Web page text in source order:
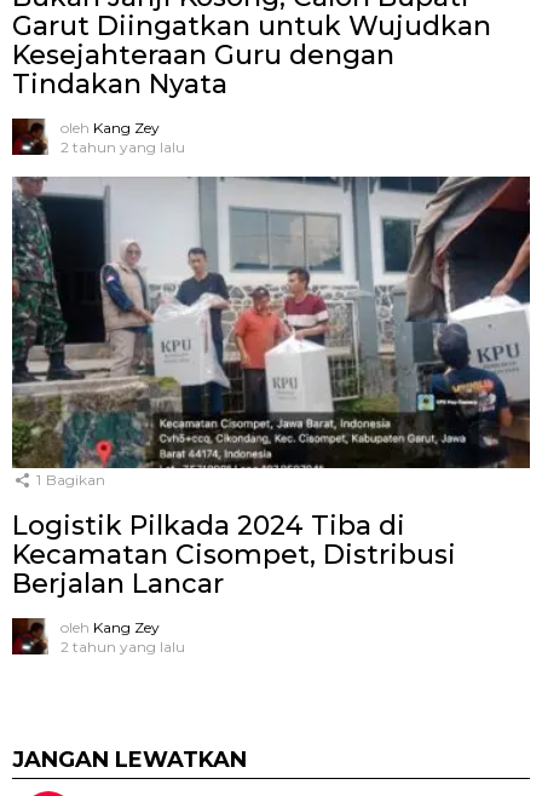
Garut Diingatkan untuk Wujudkan
Kesejahteraan Guru dengan
Tindakan Nyata
oleh Kang Zey
2 tahun yang lalu
1 Bagikan
Logistik Pilkada 2024 Tiba di
Kecamatan Cisompet, Distribusi
Berjalan Lancar
oleh Kang Zey
2 tahun yang lalu
JANGAN LEWATKAN